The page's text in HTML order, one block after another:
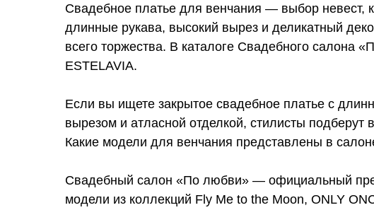
Свадебное платье для венчания — выбор невест,
длинные рукава, высокий вырез и деликатный
всего торжества. В каталоге Свадебного салона
ESTELAVIA.
Если вы ищете закрытое свадебное платье с
вырезом и атласной отделкой, стилисты подберут
Какие модели для венчания представлены в
Свадебный салон «По любви» — официальный
модели из коллекций Fly Me to the Moon, ONLY